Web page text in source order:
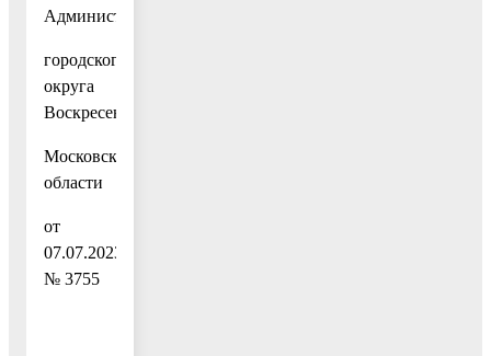
Администрации
городского
округа
Воскресенск
Московской
области
от
07.07.2023
№ 3755